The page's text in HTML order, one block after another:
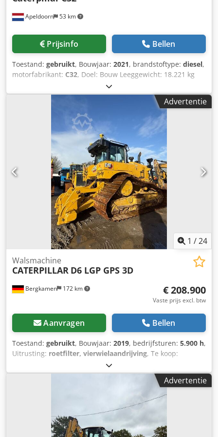
Apeldoorn 53 km
Prijsinfo Bellen
Toestand: gebruikt, Bouwjaar: 2021, brandstoftype: diesel,
motorfabrikant: C32, Doel: Bouw Leeggewicht: 18.221 kg
Generatorvermogen: 1.100 kVA Transportafmetingen (L x B
x H): 20 ft HC-container Voor meer informatie kunt u
contact opnemen met de afdeling Verkoop. Dksdpovyn A
Usfx Aqrsr Meer dan 85 jaar verkoopervaring in
Nederland. Een team van experts dat op zoek is naar
individuele oplossingen voor uw behoeften. 1000 uur of 1
jaar garantie: optimale veiligheid. 24 uur per dag, zeven
dagen per week beschikbaar. Snelle service. Grote
voorraad, direct leverbaar.
Advertentie
1 /24
Bergkamen 172 km
Walsmachine
CATERPILLAR D6 LGP GPS 3D
€ 208.900
Vaste prijs excl. btw
Aanvragen Bellen
Toestand: gebruikt, Bouwjaar: 2019, bedrijfsturen: 5.900 h,
Uitrusting: roetfilter, vierwielaandrijving, Te koop:
Caterpillar D6 LGP rupsdozer met 3D GPS Ik bied hierbij
een betrouwbare en robuuste Caterpillar D6 LGP te koop
aan. De machine verkeert in zeer goede technische en
optische staat en is direct inzetbaar. Technische gegevens:
* Model: Caterpillar D6 LGP * Bedrijfsuren: ca. 5900 *
Onderstel: goed onderhouden, inzetklaar Dkjdpfjzr Tq Dsx
Aqrer * Vermogen: krachtig en efficiënt * Gewicht: ca. 20
Advertentie